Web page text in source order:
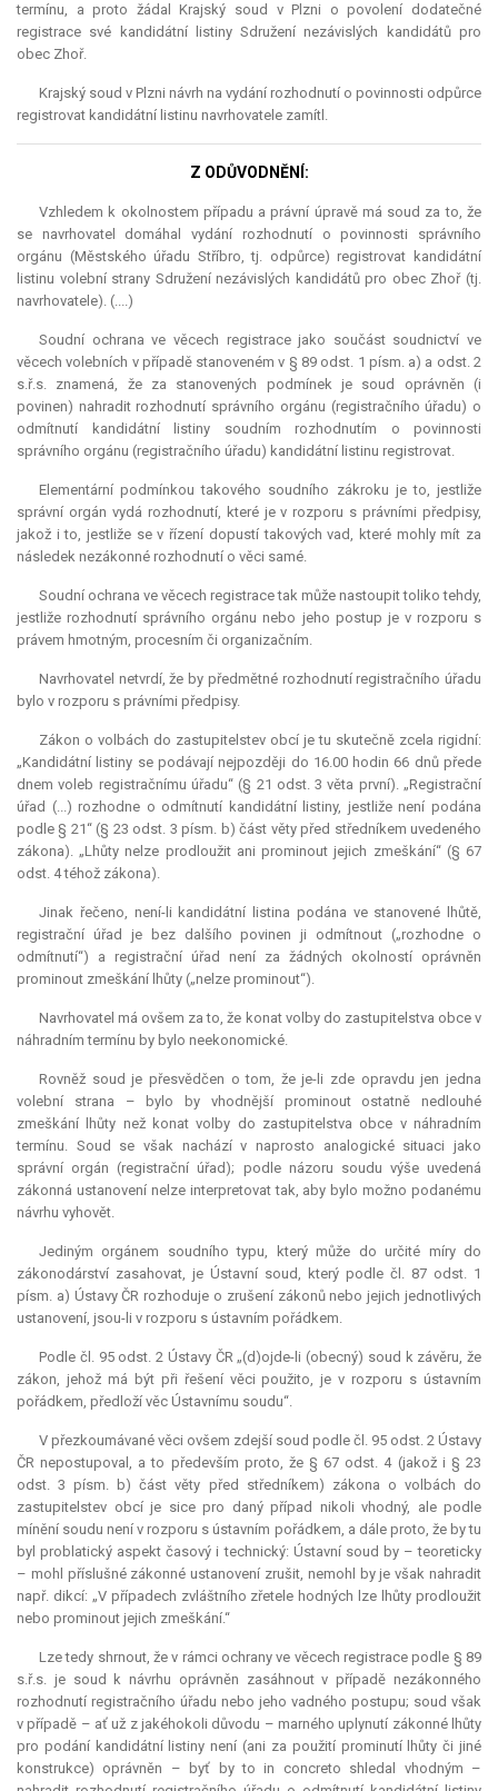
termínu, a proto žádal Krajský soud v Plzni o povolení dodatečné
registrace své kandidátní listiny Sdružení nezávislých kandidátů pro
obec Zhoř.
Krajský soud v Plzni návrh na vydání rozhodnutí o povinnosti odpůrce
registrovat kandidátní listinu navrhovatele zamítl.
Z ODŮVODNĚNÍ:
Vzhledem k okolnostem případu a právní úpravě má soud za to, že
se navrhovatel domáhal vydání rozhodnutí o povinnosti správního
orgánu (Městského úřadu Stříbro, tj. odpůrce) registrovat kandidátní
listinu volební strany Sdružení nezávislých kandidátů pro obec Zhoř (tj.
navrhovatele). (....)
Soudní ochrana ve věcech registrace jako součást soudnictví ve
věcech volebních v případě stanoveném v § 89 odst. 1 písm. a) a odst. 2
s.ř.s. znamená, že za stanovených podmínek je soud oprávněn (i
povinen) nahradit rozhodnutí správního orgánu (registračního úřadu) o
odmítnutí kandidátní listiny soudním rozhodnutím o povinnosti
správního orgánu (registračního úřadu) kandidátní listinu registrovat.
Elementární podmínkou takového soudního zákroku je to, jestliže
správní orgán vydá rozhodnutí, které je v rozporu s právními předpisy,
jakož i to, jestliže se v řízení dopustí takových vad, které mohly mít za
následek nezákonné rozhodnutí o věci samé.
Soudní ochrana ve věcech registrace tak může nastoupit toliko tehdy,
jestliže rozhodnutí správního orgánu nebo jeho postup je v rozporu s
právem hmotným, procesním či organizačním.
Navrhovatel netvrdí, že by předmětné rozhodnutí registračního úřadu
bylo v rozporu s právními předpisy.
Zákon o volbách do zastupitelstev obcí je tu skutečně zcela rigidní:
„Kandidátní listiny se podávají nejpozději do 16.00 hodin 66 dnů přede
dnem voleb registračnímu úřadu“ (§ 21 odst. 3 věta první). „Registrační
úřad (...) rozhodne o odmítnutí kandidátní listiny, jestliže není podána
podle § 21“ (§ 23 odst. 3 písm. b) část věty před středníkem uvedeného
zákona). „Lhůty nelze prodloužit ani prominout jejich zmeškání“ (§ 67
odst. 4 téhož zákona).
Jinak řečeno, není-li kandidátní listina podána ve stanovené lhůtě,
registrační úřad je bez dalšího povinen ji odmítnout („rozhodne o
odmítnutí“) a registrační úřad není za žádných okolností oprávněn
prominout zmeškání lhůty („nelze prominout“).
Navrhovatel má ovšem za to, že konat volby do zastupitelstva obce v
náhradním termínu by bylo neekonomické.
Rovněž soud je přesvědčen o tom, že je-li zde opravdu jen jedna
volební strana – bylo by vhodnější prominout ostatně nedlouhé
zmeškání lhůty než konat volby do zastupitelstva obce v náhradním
termínu. Soud se však nachází v naprosto analogické situaci jako
správní orgán (registrační úřad); podle názoru soudu výše uvedená
zákonná ustanovení nelze interpretovat tak, aby bylo možno podanému
návrhu vyhovět.
Jediným orgánem soudního typu, který může do určité míry do
zákonodárství zasahovat, je Ústavní soud, který podle čl. 87 odst. 1
písm. a) Ústavy ČR rozhoduje o zrušení zákonů nebo jejich jednotlivých
ustanovení, jsou-li v rozporu s ústavním pořádkem.
Podle čl. 95 odst. 2 Ústavy ČR „(d)ojde-li (obecný) soud k závěru, že
zákon, jehož má být při řešení věci použito, je v rozporu s ústavním
pořádkem, předloží věc Ústavnímu soudu“.
V přezkoumávané věci ovšem zdejší soud podle čl. 95 odst. 2 Ústavy
ČR nepostupoval, a to především proto, že § 67 odst. 4 (jakož i § 23
odst. 3 písm. b) část věty před středníkem) zákona o volbách do
zastupitelstev obcí je sice pro daný případ nikoli vhodný, ale podle
mínění soudu není v rozporu s ústavním pořádkem, a dále proto, že by tu
byl problatický aspekt časový i technický: Ústavní soud by – teoreticky
– mohl příslušné zákonné ustanovení zrušit, nemohl by je však nahradit
např. dikcí: „V případech zvláštního zřetele hodných lze lhůty prodloužit
nebo prominout jejich zmeškání.“
Lze tedy shrnout, že v rámci ochrany ve věcech registrace podle § 89
s.ř.s. je soud k návrhu oprávněn zasáhnout v případě nezákonného
rozhodnutí registračního úřadu nebo jeho vadného postupu; soud však
v případě – ať už z jakéhokoli důvodu – marného uplynutí zákonné lhůty
pro podání kandidátní listiny není (ani za použití prominutí lhůty či jiné
konstrukce) oprávněn – byť by toin concreto shledal vhodným –